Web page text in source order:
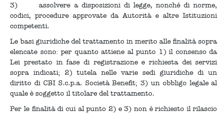
3) assolvere a disposizioni di legge, nonché di norme,
codici, procedure approvate da Autorità e altre Istituzioni
competenti.
Le basi giuridiche del trattamento in merito alle finalità sopra
elencate sono: per quanto attiene al punto 1) il consenso da
Lei prestato in fase di registrazione e richiesta dei servizi
sopra indicati; 2) tutela nelle varie sedi giuridiche di un
diritto di CBI S.c.p.a. Società Benefit; 3) un obbligo legale al
quale è soggetto il titolare del trattamento.
Per le finalità di cui al punto 2) e 3) non è richiesto il rilascio